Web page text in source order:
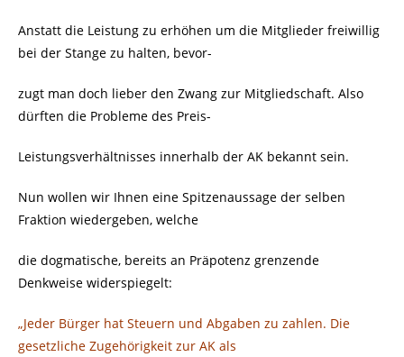
Anstatt die Leistung zu erhöhen um die Mitglieder freiwillig
bei der Stange zu halten, bevor-
zugt man doch lieber den Zwang zur Mitgliedschaft. Also
dürften die Probleme des Preis-
Leistungsverhältnisses innerhalb der AK bekannt sein.
Nun wollen wir Ihnen eine Spitzenaussage der selben
Fraktion wiedergeben, welche
die dogmatische, bereits an Präpotenz grenzende
Denkweise widerspiegelt:
„Jeder Bürger hat Steuern und Abgaben zu zahlen. Die
gesetzliche Zugehörigkeit zur AK als